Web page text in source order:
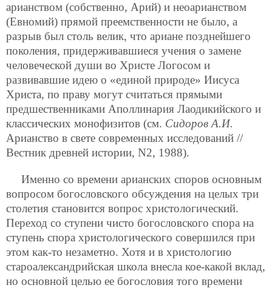
арианством (собственно, Арий) и неоарианством
(Евномий) прямой преемственности не было, а
разрыв был столь велик, что ариане позднейшего
поколения, придерживавшиеся учения о замене
человеческой души во Христе Логосом и
развивавшие идею о «единой природе» Иисуса
Христа, по праву могут считаться прямыми
предшественниками Аполлинария Лаодикийского и
классических монофизитов (см. Сидоров А.И.
Арианство в свете современных исследований //
Вестник древней истории, N2, 1988).
Именно со времени арианских споров основным
вопросом богословского обсуждения на целых три
столетия становится вопрос христологический.
Переход со ступени чисто богословского спора на
ступень спора христологического совершился при
этом как-то незаметно. Хотя и в христологию
староалександрийская школа внесла кое-какой вклад,
но основной целью ее богословия того времени